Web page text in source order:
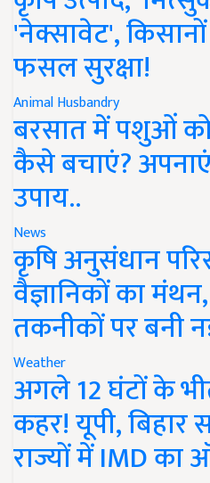
'नेक्सावेट',
फसल सुरक्षा!
Animal Husbandry
बरसात में पशुओं को
कैसे बचाएं?
उपाय..
News
कृषि अनुसंधान
वैज्ञानिकों का
तकनीकों पर बनी
Weather
अगले 12 घंटों के
कहर! यूपी, बिहार
राज्यों में IMD का